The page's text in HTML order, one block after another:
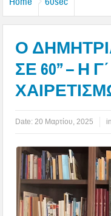
Ο
ΣΕ 60’’ – Η
Date: 20 Μαρτίου, 2025